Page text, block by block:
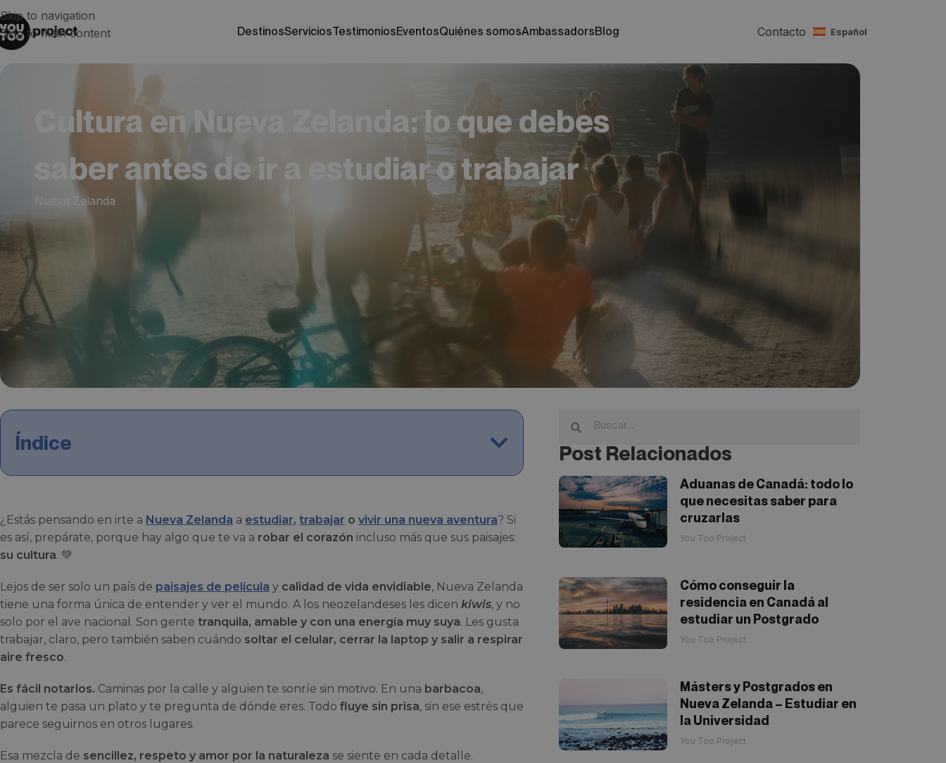
Skip to navigation
Skip to main content
destinos servicios testimonios eventos quiénes somos ambassadors blog Contacto español
Cultura en Nueva Zelanda: lo que debes
saber antes de ir a estudiar o trabajar
Nueva Zelanda
Índice
¿Estás pensando en irte a Nueva Zelanda a estudiar, trabajar o vivir una nueva aventura? Si
es así, prepárate, porque hay algo que te va a robar el corazón incluso más que sus paisajes:
su cultura. 💚
Lejos de ser solo un país de paisajes de película y calidad de vida envidiable, Nueva Zelanda
tiene una forma única de entender y ver el mundo. A los neozelandeses les dicen kiwis, y no
solo por el ave nacional. Son gente tranquila, amable y con una energía muy suya. Les gusta
trabajar, claro, pero también saben cuándo soltar el celular, cerrar la laptop y salir a respirar
aire fresco.
Es fácil notarlos. Caminas por la calle y alguien te sonríe sin motivo. En una barbacoa,
alguien te pasa un plato y te pregunta de dónde eres. Todo fluye sin prisa, sin ese estrés que
parece seguirnos en otros lugares.
Esa mezcla de sencillez, respeto y amor por la naturaleza se siente en cada detalle.
Post Relacionados
Aduanas de Canadá: todo lo
que necesitas saber para
cruzarlas
You Too Project
Cómo conseguir la
residencia en Canadá al
estudiar un Postgrado
You Too Project
Másters y Postgrados en
Nueva Zelanda – Estudiar en
la Universidad
You Too Project